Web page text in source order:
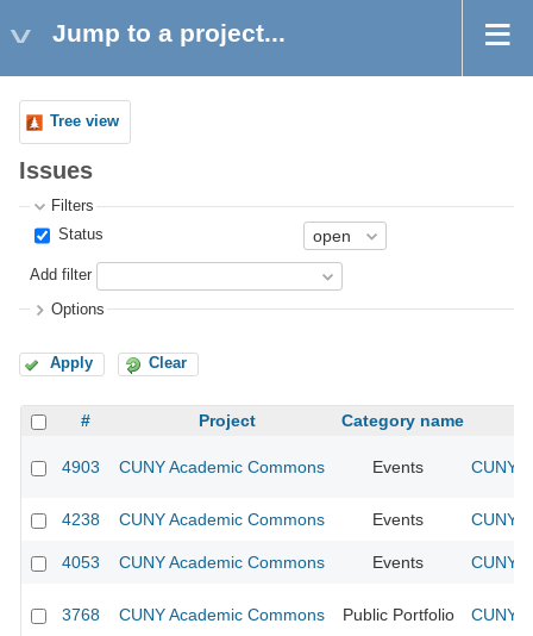
Jump to a project...
Tree view
Issues
Filters
Status
Add filter
Options
Apply Clear
# Project Category name
4903 CUNY Academic Commons Events CUNY
4238 CUNY Academic Commons Events CUNY
4053 CUNY Academic Commons Events CUNY
3768 CUNY Academic Commons Public Portfolio CUNY